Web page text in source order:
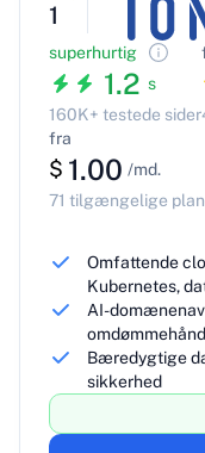
1
superhurtig
1.2 s
160K+ testede sider
fra
$ 1.00 /md.
71 tilgængelige
Omfattende
Kubernetes,
AI-
Bæredygtige
sikkerhed